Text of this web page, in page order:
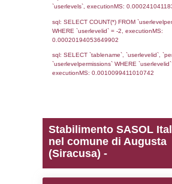
sql: SELECT
sql: SELECT
sql: SELECT